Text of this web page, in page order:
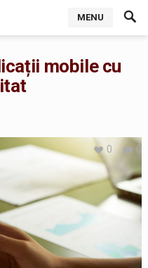
MENU
mobile cu
0
0